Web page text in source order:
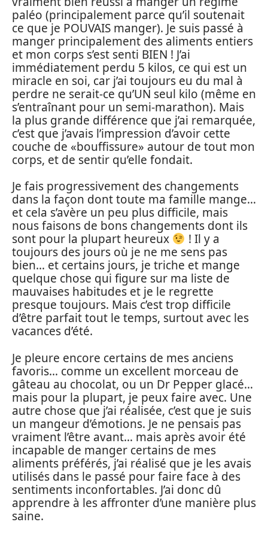
paléo (principalement parce qu’il soutenait
ce que je POUVAIS manger). Je suis passé à
manger principalement des aliments entiers
et mon corps s’est senti BIEN ! J’ai
immédiatement perdu 5 kilos, ce qui est un
miracle en soi, car j’ai toujours eu du mal à
perdre ne serait-ce qu’UN seul kilo (même en
s’entraînant pour un semi-marathon). Mais
la plus grande différence que j’ai remarquée,
c’est que j’avais l’impression d’avoir cette
couche de «bouffissure» autour de tout mon
corps, et de sentir qu’elle fondait.
Je fais progressivement des changements
dans la façon dont toute ma famille mange…
et cela s’avère un peu plus difficile, mais
nous faisons de bons changements dont ils
sont pour la plupart heureux
! Il y a
toujours des jours où je ne me sens pas
bien… et certains jours, je triche et mange
quelque chose qui figure sur ma liste de
mauvaises habitudes et je le regrette
presque toujours. Mais c’est trop difficile
d’être parfait tout le temps, surtout avec les
vacances d’été.
Je pleure encore certains de mes anciens
favoris… comme un excellent morceau de
gâteau au chocolat, ou un Dr Pepper glacé…
mais pour la plupart, je peux faire avec. Une
autre chose que j’ai réalisée, c’est que je suis
un mangeur d’émotions. Je ne pensais pas
vraiment l’être avant… mais après avoir été
incapable de manger certains de mes
aliments préférés, j’ai réalisé que je les avais
utilisés dans le passé pour faire face à des
sentiments inconfortables. J’ai donc dû
apprendre à les affronter d’une manière plus
saine.